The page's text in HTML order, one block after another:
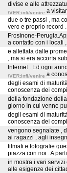
divise e alle
/VER:infi/venire a
due o tre passi , ma
vero e proprio record
Frosinone-
a contatto con i locali
e allettata dalle
, ma si era accorta
Internet . Ed ogni
/VER:infi/venire a
degli esami di
conoscenza dei
della fondazione
giorno in cui venne
degli esami di
conoscenza dei
vengono segnalate ,
ai ragazzi , agli
filmati e fotografie
piazza con noi . A
in mostra i vari
alle esigenze dei